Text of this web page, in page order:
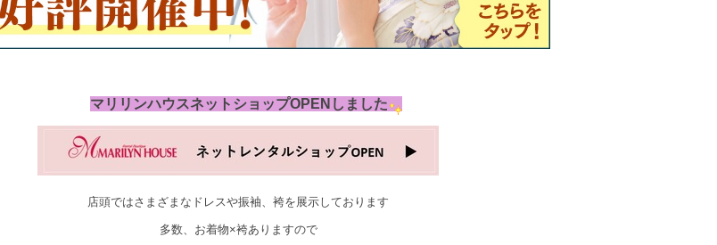
マリリンハウスネットショップOPENしました
店頭ではさまざまなドレスや振袖、袴を展示しております
多数、お着物×袴ありますので